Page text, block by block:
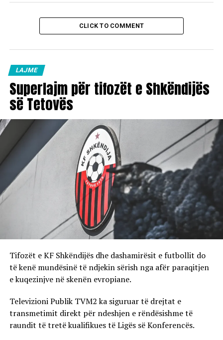
CLICK TO COMMENT
LAJME
Superlajm për tifozët e Shkëndijës
së Tetovës
Tifozët e KF Shkëndijës dhe dashamirësit e futbollit do
të kenë mundësinë të ndjekin sërish nga afër paraqitjen
e kuqezinjve në skenën evropiane.
Televizioni Publik TVM2 ka siguruar të drejtat e
transmetimit direkt për ndeshjen e rëndësishme të
raundit të tretë kualifikues të Ligës së Konferencës.